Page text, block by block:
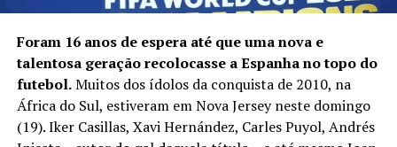
Vitória do Remo
Outra equipe a triunfar em casa foi o Remo, que bateu o
Foram 16 anos de espera até que uma nova e
talentosa geração recolocasse a Espanha no topo do
futebol.Muitos dos ídolos da conquista de 2010, na
África do Sul, estiveram em Nova Jersey neste domingo
(19). Iker Casillas, Xavi Hernández, Carles Puyol, Andrés